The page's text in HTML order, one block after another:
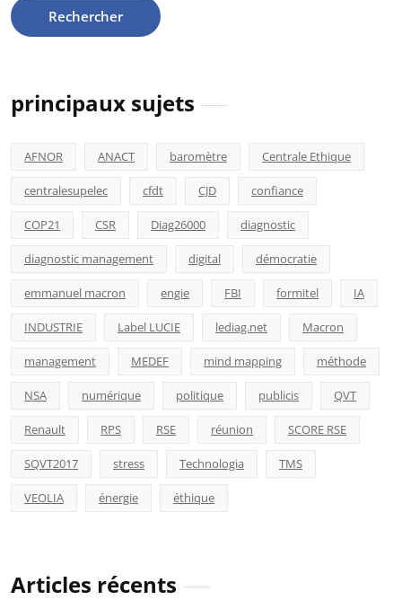
principaux sujets
AFNOR ANACT baromètre Centrale Ethique
centralesupelec cfdt CJD confiance
COP21 CSR Diag26000 diagnostic
diagnostic management digital démocratie
emmanuel macron engie FBI formitel IA
INDUSTRIE Label LUCIE lediag.net Macron
management MEDEF mind mapping méthode
NSA numérique politique publicis QVT
Renault RPS RSE réunion SCORE RSE
SQVT2017 stress Technologia TMS
VEOLIA énergie éthique
Articles récents